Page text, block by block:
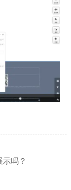
吗？